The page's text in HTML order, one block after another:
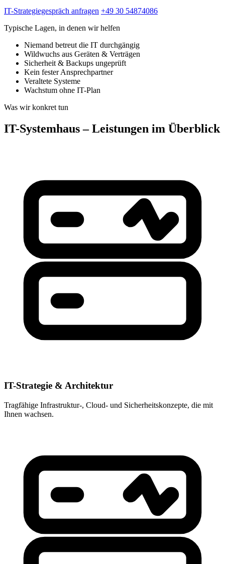
IT-Strategiegespräch anfragen +49 30 54874086
Typische Lagen, in denen wir helfen
Niemand betreut die IT durchgängig
Wildwuchs aus Geräten & Verträgen
Sicherheit & Backups ungeprüft
Kein fester Ansprechpartner
Veraltete Systeme
Wachstum ohne IT-Plan
Was wir konkret tun
IT-Systemhaus – Leistungen im Überblick
IT-Strategie & Architektur
Tragfähige Infrastruktur-, Cloud- und Sicherheitskonzepte, die mit
Ihnen wachsen.